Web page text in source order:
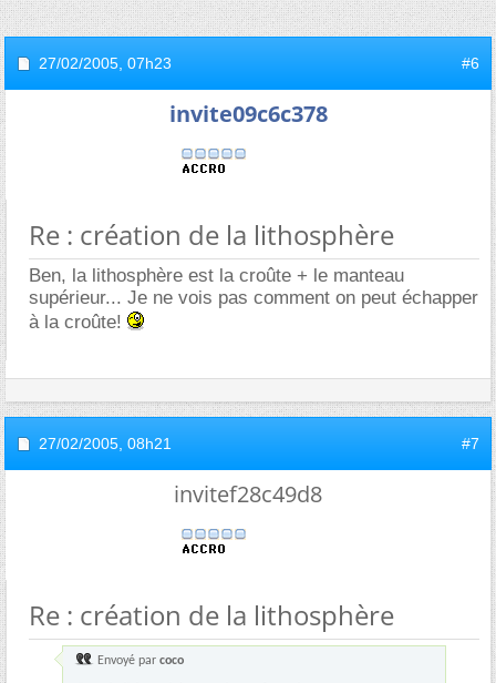
27/02/2005, 07h23 #6
invite09c6c378
Re : création de la lithosphère
Ben, la lithosphère est la croûte + le manteau
supérieur... Je ne vois pas comment on peut échapper
à la croûte!
27/02/2005, 08h21 #7
invitef28c49d8
Re : création de la lithosphère
Envoyé par coco